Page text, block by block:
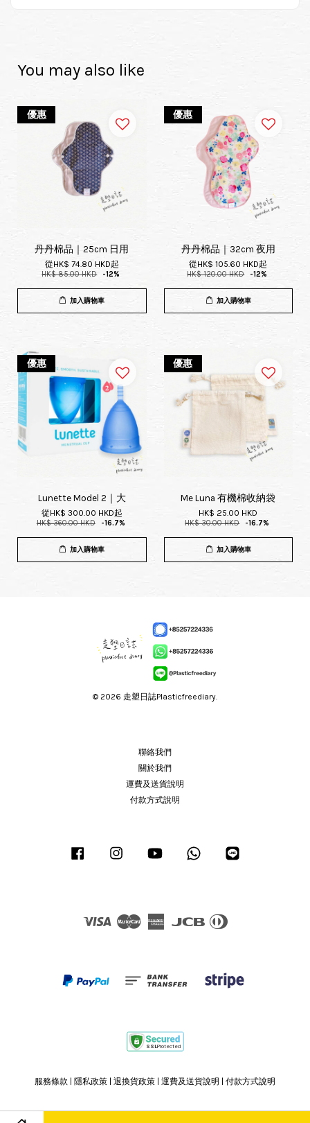
You may also like
優惠
丹丹棉品｜25cm 日用
從HK$ 74.80 HKD起
HK$ 85.00 HKD -12%
加入購物車
優惠
丹丹棉品｜32cm 夜用
從HK$ 105.60 HKD起
HK$ 120.00 HKD -12%
加入購物車
優惠
Lunette Model 2｜大
從HK$ 300.00 HKD起
HK$ 360.00 HKD -16.7%
加入購物車
優惠
Me Luna 有機棉收納袋
HK$ 25.00 HKD
HK$ 30.00 HKD -16.7%
加入購物車
© 2026 走塑日誌Plasticfreediary.
聯絡我們
關於我們
運費及送貨說明
付款方式說明
Facebook Instagram YouTube Whatsapp
Visa Master
American
JCB
Diners
服務條款 隱私政策 退換貨政策 運費及送貨說明 付款方式說明